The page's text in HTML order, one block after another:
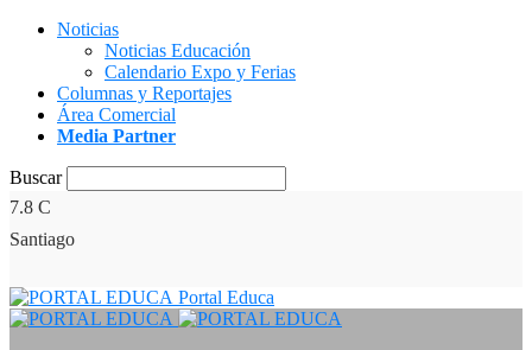
Noticias
Noticias Educación
Calendario Expo y Ferias
Columnas y Reportajes
Área Comercial
Media Partner
Buscar
7.8 C
Santiago
Portal Educa